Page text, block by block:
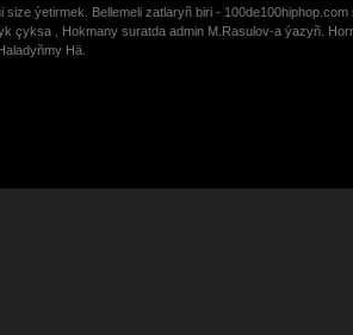
ýetirmek. Bellemeli zatlaryñ biri -
, Hokmany suratda admin M.Rasulov-a ýazyñ.
Hä.